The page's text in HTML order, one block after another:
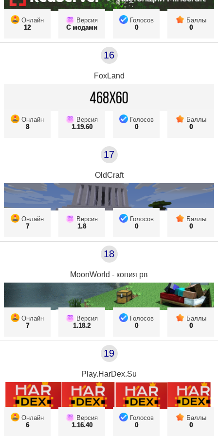
Онлайн
12
Версия
С модами
Голосов
0
Баллы
0
16
FoxLand
Онлайн
8
Версия
1.19.60
Голосов
0
Баллы
0
17
OldCraft
Онлайн
7
Версия
1.8
Голосов
0
Баллы
0
18
MoonWorld - копия рв
Онлайн
7
Версия
1.18.2
Голосов
0
Баллы
0
19
Play.HarDex.Su
Онлайн
6
Версия
1.16.40
Голосов
0
Баллы
0